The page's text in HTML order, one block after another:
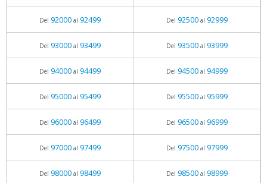
Del 92000al 92499 Del 92500al 92999
Del 93000al 93499 Del 93500al 93999
Del 94000al 94499 Del 94500al 94999
Del 95000al 95499 Del 95500al 95999
Del 96000al 96499 Del 96500al 96999
Del 97000al 97499 Del 97500al 97999
Del 98000al 98499 Del 98500al 98999